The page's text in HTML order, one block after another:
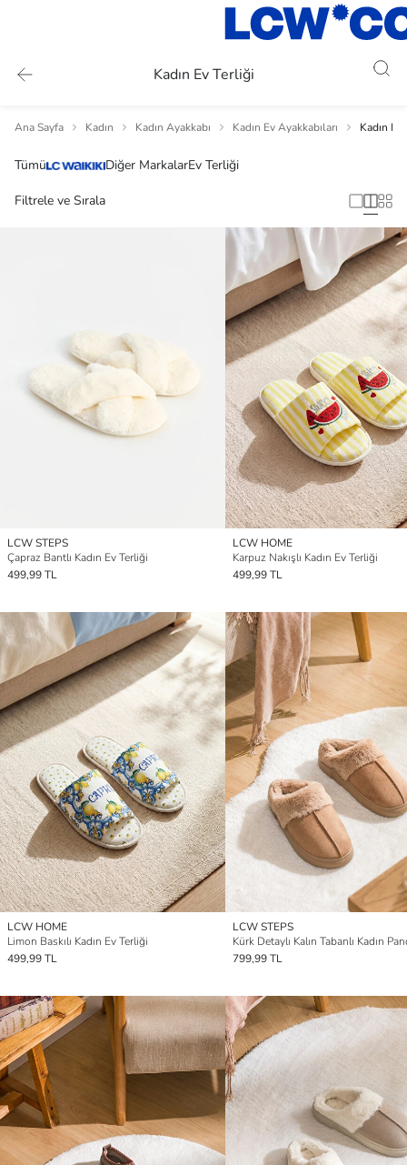
Kadın Ev Terliği
Ana Sayfa Kadın Kadın Ayakkabı Kadın Ev Ayakkabıları Kadın
Tümü Diğer MarkalarEv Terliği
Filtrele ve Sırala
LCW STEPS
Çapraz Bantlı Kadın Ev Terliği
499,99 TL
LCW HOME
Karpuz Nakışlı Kadın Ev Terliği
499,99 TL
LCW HOME
Limon Baskılı Kadın Ev Terliği
499,99 TL
LCW STEPS
Kürk Detaylı Kalın Tabanlı Kadın
799,99 TL